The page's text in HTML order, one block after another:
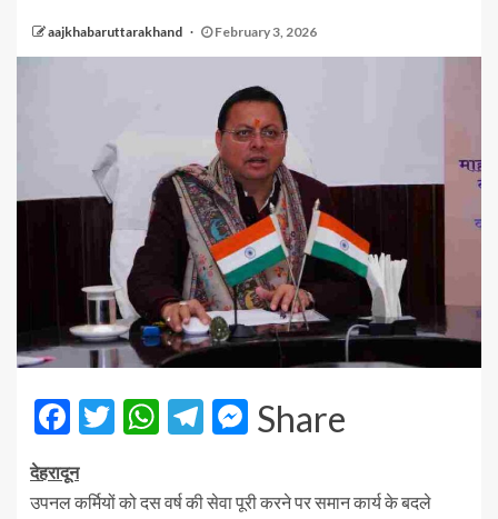
aajkhabaruttarakhand February 3, 2026
Facebook
Twitter
WhatsApp
Telegram
Messenger
Share
देहरादून
उपनल कर्मियों को दस वर्ष की सेवा पूरी करने पर समान कार्य के बदले